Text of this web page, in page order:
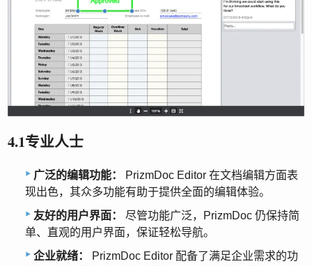
4.1专业人士
广泛的编辑功能：
PrizmDoc Editor 在文档编辑方面表
现出色，其众多功能有助于提供全面的编辑体验。
友好的用户界面：
尽管功能广泛，PrizmDoc 仍保持简
单、直观的用户界面，保证轻松导航。
企业就绪：
PrizmDoc Editor 配备了满足企业需求的功